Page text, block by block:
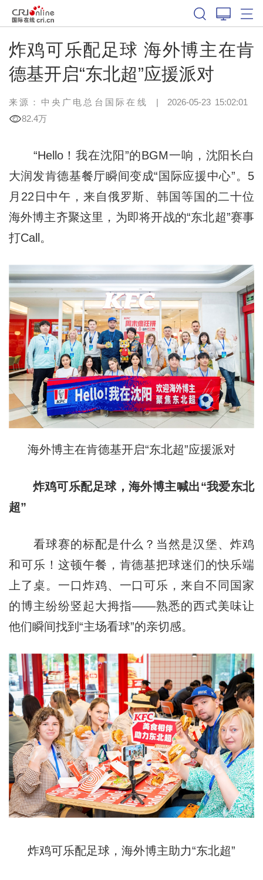
炸鸡可乐配足球 海外博主在肯
德基开启“东北超”应援派对
来源：中央广电总台国际在线 | 2026-05-23 15:02:01
82.4万
“Hello！我在沈阳”的BGM一响，沈阳长白
大润发肯德基餐厅瞬间变成“国际应援中心”。5
月22日中午，来自俄罗斯、韩国等国的二十位
海外博主齐聚这里，为即将开战的“东北超”赛事
打Call。
海外博主在肯德基开启“东北超”应援派对
炸鸡可乐配足球，海外博主喊出“我爱东北
超”
看球赛的标配是什么？当然是汉堡、炸鸡
和可乐！这顿午餐，肯德基把球迷们的快乐端
上了桌。一口炸鸡、一口可乐，来自不同国家
的博主纷纷竖起大拇指——熟悉的西式美味让
他们瞬间找到“主场看球”的亲切感。
炸鸡可乐配足球，海外博主助力“东北超”